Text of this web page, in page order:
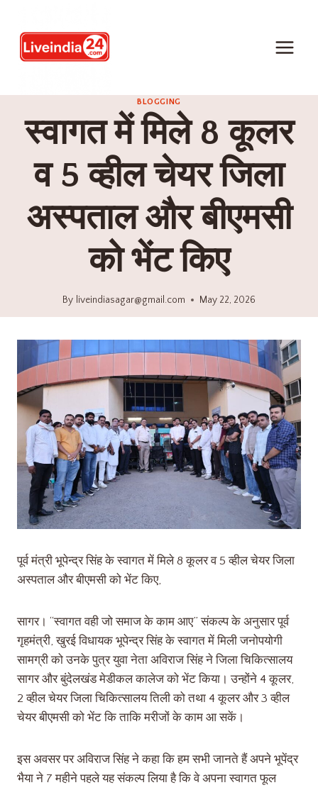
BLOGGING
स्वागत में मिले 8 कूलर
व 5 व्हील चेयर जिला
अस्पताल और बीएमसी
को भेंट किए
By liveindiasagar@gmail.com May 22, 2026
पूर्व मंत्री भूपेन्द्र सिंह के स्वागत में मिले 8 कूलर व 5 व्हील चेयर जिला
अस्पताल और बीएमसी को भेंट किए,
सागर। “स्वागत वही जो समाज के काम आए” संकल्प के अनुसार पूर्व
गृहमंत्री, खुरई विधायक भूपेन्द्र सिंह के स्वागत में मिली जनोपयोगी
सामग्री को उनके पुत्र युवा नेता अविराज सिंह ने जिला चिकित्सालय
सागर और बुंदेलखंड मेडीकल कालेज को भेंट किया। उन्होंने 4 कूलर,
2 व्हील चेयर जिला चिकित्सालय तिली को तथा 4 कूलर और 3 व्हील
चेयर बीएमसी को भेंट कि ताकि मरीजों के काम आ सकें।
इस अवसर पर अविराज सिंह ने कहा कि हम सभी जानते हैं अपने भूपेंद्र
भैया ने 7 महीने पहले यह संकल्प लिया है कि वे अपना स्वागत फूल